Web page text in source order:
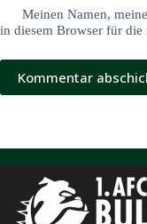
Meinen Namen,
in diesem Browser für die
Kommentar